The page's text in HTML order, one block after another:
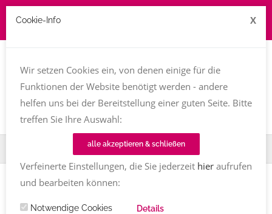
Fachfrauenmarkt Melanie Kirk-Mechtel
Cookie-Info X
Wir setzen Cookies ein, von denen einige für die
Funktionen der Website benötigt werden - andere
helfen uns bei der Bereitstellung einer guten Seite. Bitte
treffen Sie Ihre Auswahl:
alle akzeptieren & schließen
Verfeinerte Einstellungen, die Sie jederzeit hieraufrufen
und bearbeiten können:
Notwendige Cookies Details